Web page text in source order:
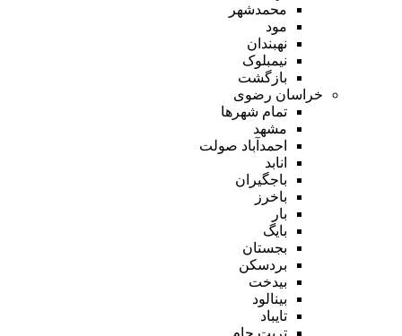
محمدشهر
مود
نهبندان
نیمبلوک
بازگشت
خراسان رضوی
تمام شهر‌ها
مشهد
احمدآباد صولت
انابد
باجگیران
باخرز
بار
بایگ
بجستان
بردسکن
بیدخت
بینالود
تایباد
تربت جام